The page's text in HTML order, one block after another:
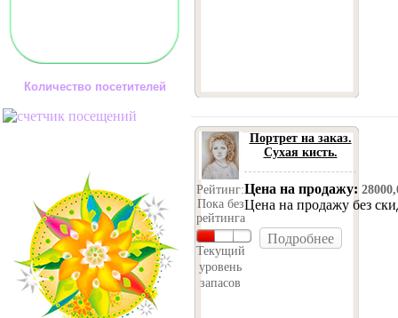
Количество посетителей
Рейтинг:
Пока без
рейтинга
Текущий
уровень
запасов
Портрет на заказ.
Сухая кисть.
Цена на продажу:
Цена на продажу без
Подробнее